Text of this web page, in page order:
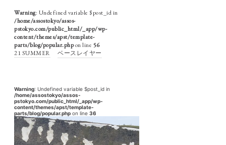
Warning: Undefined variable $post_id in
/home/assostokyo/assos-
pstokyo.com/public_html/_app/wp-
content/themes/apst/template-
parts/blog/popular.phpon line 56
21 SUMMER
ベースレイヤー
Warning: Undefined variable $post_id in
/home/assostokyo/assos-
pstokyo.com/public_html/_app/wp-
content/themes/apst/template-
parts/blog/popular.php on line 36